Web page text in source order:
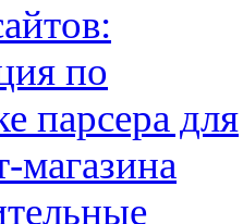
по
парсера для
магазина